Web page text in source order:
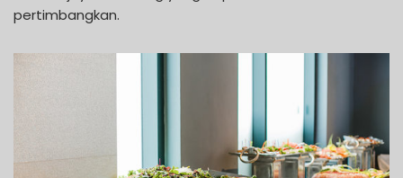
pertimbangkan.